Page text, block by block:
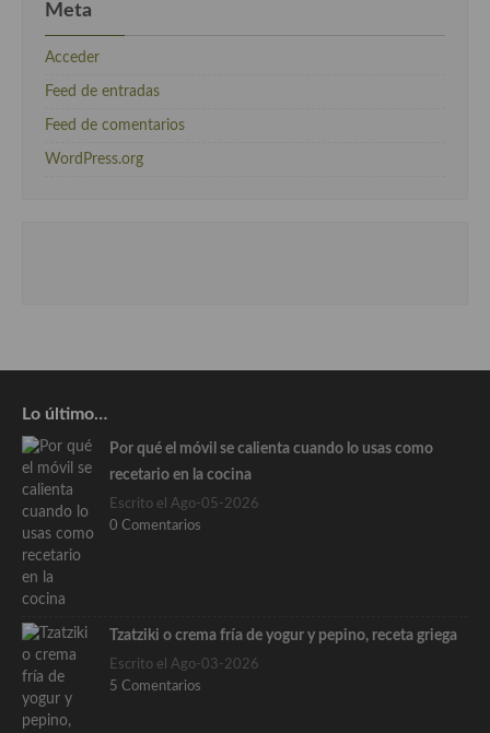
Meta
Acceder
Feed de entradas
Feed de comentarios
WordPress.org
Lo último…
Por qué el móvil se calienta cuando lo usas como
recetario en la cocina
Escrito el Ago-05-2026
0 Comentarios
Tzatziki o crema fría de yogur y pepino, receta griega
Escrito el Ago-03-2026
5 Comentarios